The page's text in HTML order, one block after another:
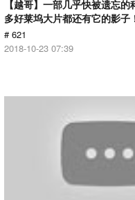
【越哥】一部几乎快被遗忘
多好莱坞大片都还有它的影子
# 621
2018-10-23 07:39